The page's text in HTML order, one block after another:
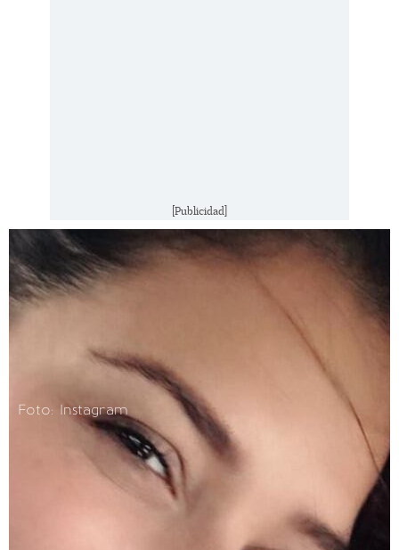
[Publicidad]
Foto: Instagram